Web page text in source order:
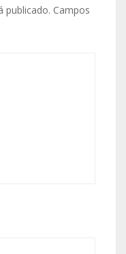
publicado. Campos